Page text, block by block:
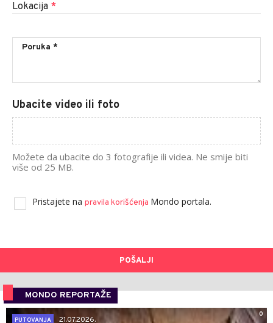
Lokacija *
Ubacite video ili foto
Možete da ubacite do 3 fotografije ili videa. Ne smije biti
više od 25 MB.
Pristajete na pravila korišćenja Mondo portala.
POŠALJI
MONDO REPORTAŽE
0
PUTOVANJA
21.07.2026.